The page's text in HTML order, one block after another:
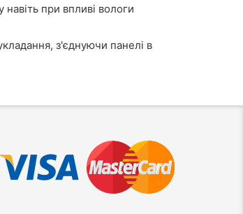
при впливі вологи
з'єднуючи панелі в